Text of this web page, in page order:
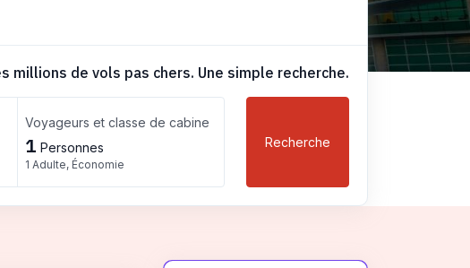
millions de vols pas chers. Une simple recherche.
Voyageurs et classe de cabine
1 Personnes
1 Adulte, Économie
Recherche